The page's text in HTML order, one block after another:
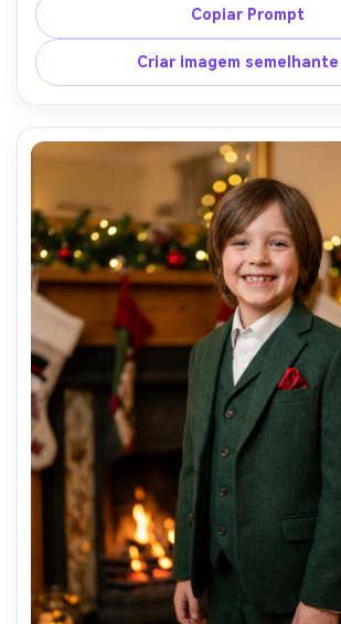
disparado em Sony A7C II, 35mm f/2,
corpo inteiro, grau de cor costeira
linho realista, sensação de verão
Copiar Prompt
Criar imagem